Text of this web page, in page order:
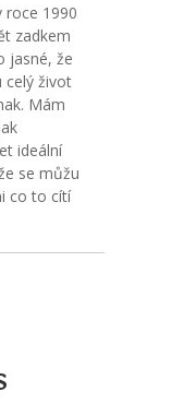
roce 1990
zadkem
jasné, že
celý život
Mám
ideální
se můžu
co to cítí